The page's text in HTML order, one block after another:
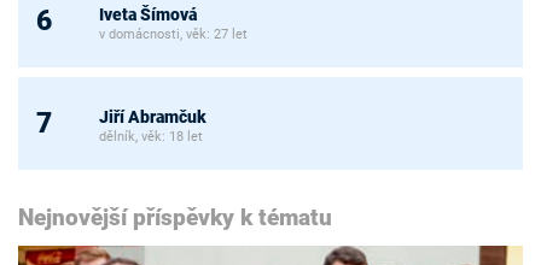
6 Iveta Šímová
v domácnosti, věk: 27 let
7 Jiří Abramčuk
dělník, věk: 18 let
Nejnovější příspěvky k tématu